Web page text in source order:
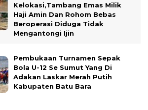
Kelokasi,Tambang Emas Milik
Haji Amin Dan Rohom Bebas
Beroperasi Diduga Tidak
Mengantongi Ijin
Pembukaan Turnamen Sepak
Bola U-12 Se Sumut Yang Di
Adakan Laskar Merah Putih
Kabupaten Batu Bara